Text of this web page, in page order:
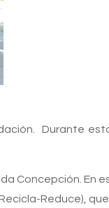
Durante
Concepción. En
Reduce),